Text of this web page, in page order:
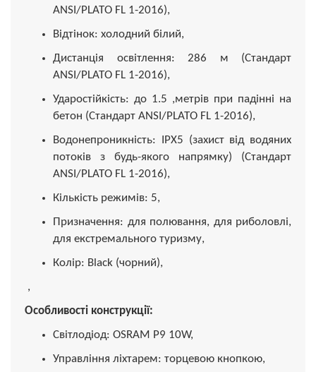
ANSI/PLATO FL 1-2016),
Відтінок: холодний білий,
Дистанція освітлення: 286 м (Стандарт
ANSI/PLATO FL 1-2016),
Ударостійкість: до 1.5 ,метрів при падінні на
бетон (Стандарт ANSI/PLATO FL 1-2016),
Водонепроникність: IPX5 (захист від водяних
потоків з будь-якого напрямку) (Стандарт
ANSI/PLATO FL 1-2016),
Кількість режимів: 5,
Призначення: для полювання, для риболовлі,
для екстремального туризму,
Колір: Black (чорний),
,
Особливості конструкції:
Світлодіод: OSRAM P9 10W,
Управління ліхтарем: торцевою кнопкою,